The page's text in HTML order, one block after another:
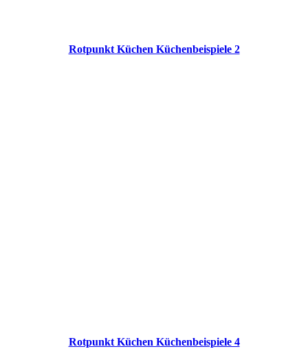
Rotpunkt Küchen Küchenbeispiele 2
Rotpunkt Küchen Küchenbeispiele 4